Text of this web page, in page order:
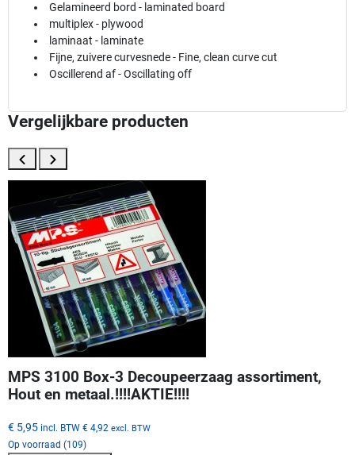
Gelamineerd bord - laminated board
multiplex - plywood
laminaat - laminate
Fijne, zuivere curvesnede - Fine, clean curve cut
Oscillerend af - Oscillating off
Vergelijkbare producten
MPS 3100 Box-3 Decoupeerzaag assortiment,
Hout en metaal.!!!!AKTIE!!!!
€ 5,95 incl. BTW € 4,92 excl. BTW
Op voorraad (109)